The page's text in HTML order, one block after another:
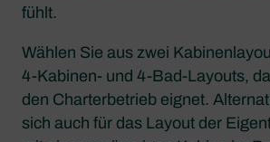
fühlt.
Wählen Sie aus zwei
4-Kabinen- und 4-Bad-Layouts,
den Charterbetrieb eignet.
sich auch für das Layout der